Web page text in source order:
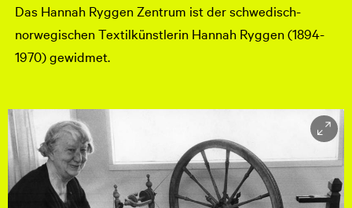
Das Hannah Ryggen Zentrum ist der schwedisch-
norwegischen Textilkünstlerin Hannah Ryggen (1894-
1970) gewidmet.